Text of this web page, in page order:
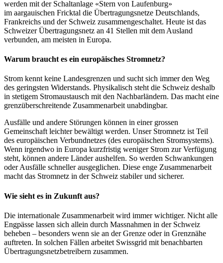
werden mit der Schaltanlage «Stern von Laufenburg»
im aargauischen Fricktal die Übertragungsnetze Deutschlands,
Frankreichs und der Schweiz zusammengeschaltet. Heute ist das
Schweizer Übertragungsnetz an 41 Stellen mit dem Ausland
verbunden, am meisten in Europa.
Warum braucht es ein europäisches Stromnetz?
Strom kennt keine Landesgrenzen und sucht sich immer den Weg
des geringsten Widerstands. Physikalisch steht die Schweiz deshalb
in stetigem Stromaustausch mit den Nachbarländern. Das macht eine
grenzüberschreitende Zusammenarbeit unabdingbar.
Ausfälle und andere Störungen können in einer grossen
Gemeinschaft leichter bewältigt werden. Unser Stromnetz ist Teil
des europäischen Verbundnetzes (des europäischen Stromsystems).
Wenn irgendwo in Europa kurzfristig weniger Strom zur Verfügung
steht, können andere Länder aushelfen. So werden Schwankungen
oder Ausfälle schneller ausgeglichen. Diese enge Zusammenarbeit
macht das Stromnetz in der Schweiz stabiler und sicherer.
Wie sieht es in Zukunft aus?
Die internationale Zusammenarbeit wird immer wichtiger. Nicht alle
Engpässe lassen sich allein durch Massnahmen in der Schweiz
beheben – besonders wenn sie an der Grenze oder in Grenznähe
auftreten. In solchen Fällen arbeitet Swissgrid mit benachbarten
Übertragungsnetzbetreibern zusammen.